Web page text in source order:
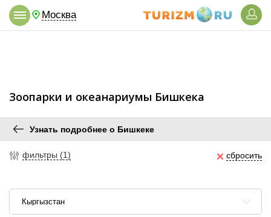
Москва
Зоопарки и океанариумы Бишкека
Узнать подробнее о Бишкеке
фильтры (1) сбросить
Кыргызстан